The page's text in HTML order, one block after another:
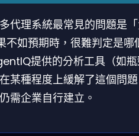
代理系統最常見的問題是
如預期時，很難判定是哪
提供的分析工具（如
某種程度上緩解了這個問
需企業自行建立。